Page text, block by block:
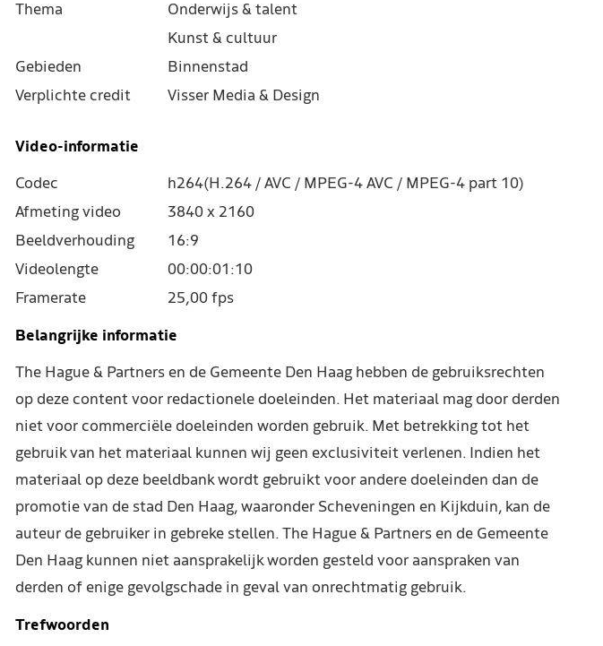
Thema
Onderwijs & talent
Kunst & cultuur
Gebieden
Binnenstad
Verplichte credit
Visser Media & Design
Video-informatie
Codec
h264(H.264 / AVC / MPEG-4 AVC / MPEG-4 part 10)
Afmeting video
3840 x 2160
Beeldverhouding
16:9
Videolengte
00:00:01:10
Framerate
25,00 fps
Belangrijke informatie
The Hague & Partners en de Gemeente Den Haag hebben de gebruiksrechten
op deze content voor redactionele doeleinden. Het materiaal mag door derden
niet voor commerciële doeleinden worden gebruik. Met betrekking tot het
gebruik van het materiaal kunnen wij geen exclusiviteit verlenen. Indien het
materiaal op deze beeldbank wordt gebruikt voor andere doeleinden dan de
promotie van de stad Den Haag, waaronder Scheveningen en Kijkduin, kan de
auteur de gebruiker in gebreke stellen. The Hague & Partners en de Gemeente
Den Haag kunnen niet aansprakelijk worden gesteld voor aanspraken van
derden of enige gevolgschade in geval van onrechtmatig gebruik.
Trefwoorden